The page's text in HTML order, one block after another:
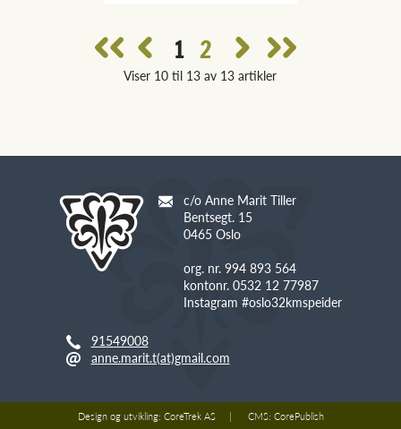
1 2
Viser 10 til 13 av 13 artikler
c/o Anne Marit Tiller
Bentsegt. 15
0465 Oslo
org. nr. 994 893 564
kontonr. 0532 12 77987
Instagram #oslo32kmspeider
91549008
anne.marit.t(at)gmail.com
Design og utvikling: CoreTrek AS CMS: CorePublish